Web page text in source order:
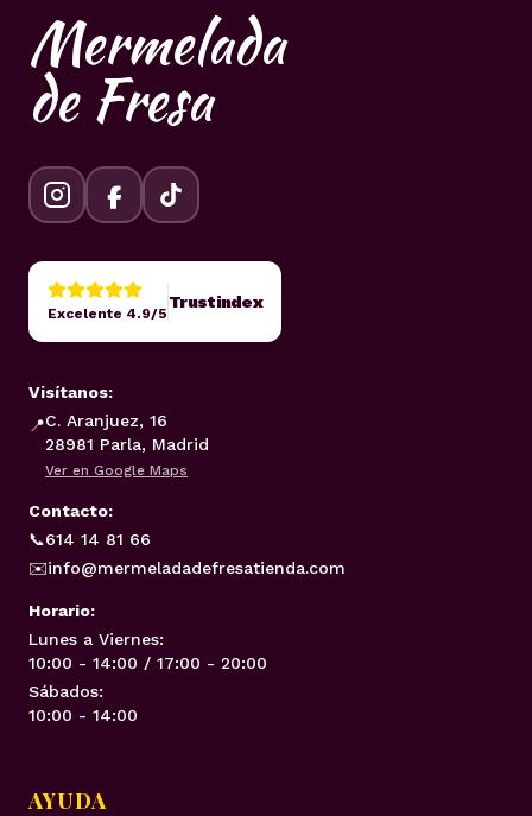
Mermelada
de Fresa
Excelente 4.9/5
Trustindex
Visítanos:
📍C. Aranjuez, 16
28981 Parla, Madrid
Ver en Google Maps
Contacto:
📞614 14 81 66
✉️info@mermeladadefresatienda.com
Horario:
Lunes a Viernes:
10:00 - 14:00 / 17:00 - 20:00
Sábados:
10:00 - 14:00
AYUDA